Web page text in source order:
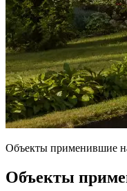
Объекты применившие
Объекты